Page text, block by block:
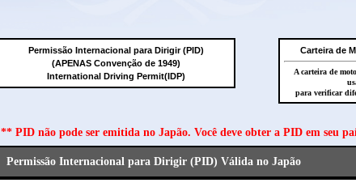
Permissão Internacional para Dirigir (PID)
(APENAS Convenção de 1949)
International Driving Permit(IDP)
Carteira de
A carteira de
para verificar
** PID não pode ser emitida no Japão. Você deve obter a PID em seu
Permissão Internacional para Dirigir (PID) Válida no Japão